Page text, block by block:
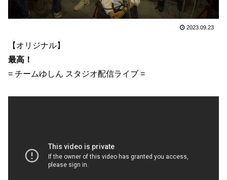
2023.09.23
【オリジナル】
最高！
= チームゆしん スタジオ配信ライブ =